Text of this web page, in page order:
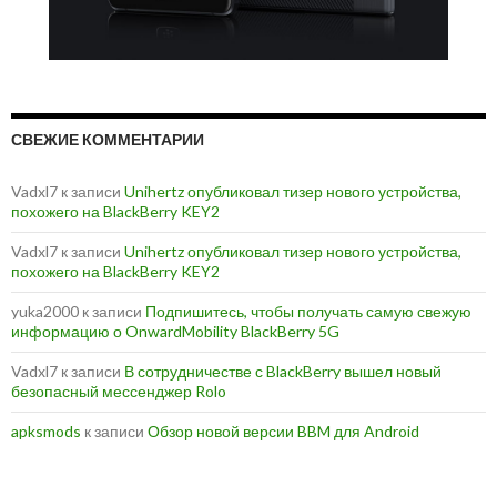
СВЕЖИЕ КОММЕНТАРИИ
Vadxl7 к записи Unihertz опубликовал тизер нового устройства,
похожего на BlackBerry KEY2
Vadxl7 к записи Unihertz опубликовал тизер нового устройства,
похожего на BlackBerry KEY2
yuka2000 к записи Подпишитесь, чтобы получать самую свежую
информацию о OnwardMobility BlackBerry 5G
Vadxl7 к записи В сотрудничестве с BlackBerry вышел новый
безопасный мессенджер Rolo
apksmods к записи Обзор новой версии BBM для Android